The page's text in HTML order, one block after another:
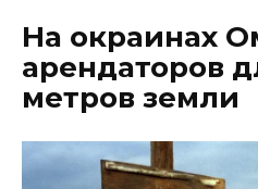
На окраинах
арендаторов
метров земли